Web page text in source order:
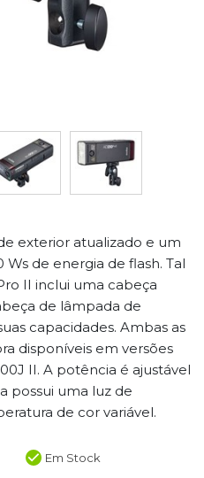
exterior atualizado e um
de energia de flash. Tal
II inclui uma cabeça
de lâmpada de
capacidades. Ambas as
disponíveis em versões
II. A potência é ajustável
possui uma luz de
de cor variável.
Em Stock